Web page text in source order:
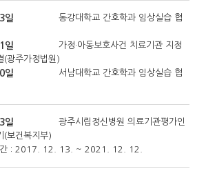
일
동강대학교 간호학과 임상실습 협
일
가정·아동보호사건 치료기관 지정
(광주가정법원)
일
서남대학교 간호학과 임상실습 협
일
광주시립정신병원 의료기관평가인
(보건복지부)
간 : 2017. 12. 13. ~ 2021. 12. 12.